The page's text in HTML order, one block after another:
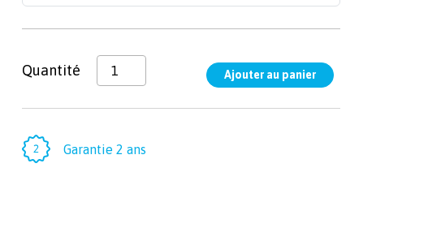
Quantité
Garantie 2 ans